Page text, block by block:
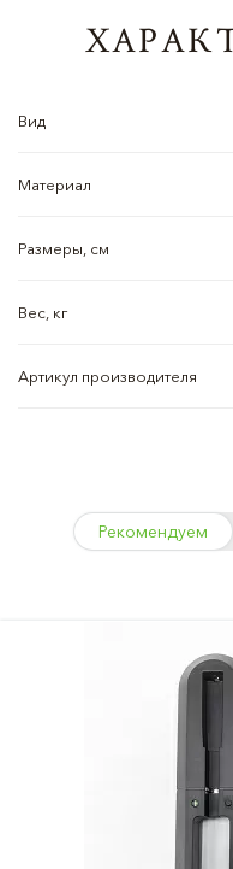
Вид
Материал
Размеры, см
Вес, кг
Артикул производителя
Рекомендуем